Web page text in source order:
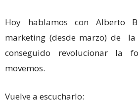
Hoy hablamos con Alberto
marketing (desde marzo) de
conseguido revolucionar la
movemos.
Vuelve a escucharlo: